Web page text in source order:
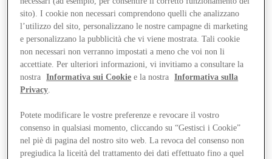
Offerte
sito). I cookie non necessari comprendono quelli che analizzano
l’utilizzo del sito, personalizzano le nostre campagne di marketing
e personalizzano la pubblicità che vi viene mostrata. Tali cookie
non necessari non verranno impostati a meno che voi non li
accettiate. Per ulteriori informazioni, vi invitiamo a consultare la
nostra
Informativa sui Cookie e la nostra
Informativa sulla
Privacy
Potete modificare le vostre preferenze e revocare il vostro
consenso in qualsiasi momento, cliccando su “Gestisci i Cookie”
nel piè di pagina del nostro sito web. La revoca del consenso non
pregiudica la liceità del trattamento dei dati effettuato fino a quel